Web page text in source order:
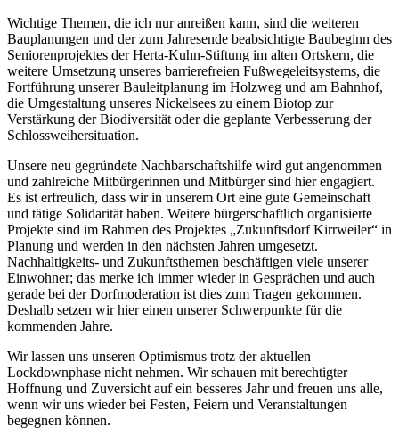
Wichtige Themen, die ich nur anreißen kann, sind die weiteren
Bauplanungen und der zum Jahresende beabsichtigte Baubeginn des
Seniorenprojektes der Herta-Kuhn-Stiftung im alten Ortskern, die
weitere Umsetzung unseres barrierefreien Fußwegeleitsystems, die
Fortführung unserer Bauleitplanung im Holzweg und am Bahnhof,
die Umgestaltung unseres Nickelsees zu einem Biotop zur
Verstärkung der Biodiversität oder die geplante Verbesserung der
Schlossweihersituation.
Unsere neu gegründete Nachbarschaftshilfe wird gut angenommen
und zahlreiche Mitbürgerinnen und Mitbürger sind hier engagiert.
Es ist erfreulich, dass wir in unserem Ort eine gute Gemeinschaft
und tätige Solidarität haben. Weitere bürgerschaftlich organisierte
Projekte sind im Rahmen des Projektes „Zukunftsdorf Kirrweiler“ in
Planung und werden in den nächsten Jahren umgesetzt.
Nachhaltigkeits- und Zukunftsthemen beschäftigen viele unserer
Einwohner; das merke ich immer wieder in Gesprächen und auch
gerade bei der Dorfmoderation ist dies zum Tragen gekommen.
Deshalb setzen wir hier einen unserer Schwerpunkte für die
kommenden Jahre.
Wir lassen uns unseren Optimismus trotz der aktuellen
Lockdownphase nicht nehmen. Wir schauen mit berechtigter
Hoffnung und Zuversicht auf ein besseres Jahr und freuen uns alle,
wenn wir uns wieder bei Festen, Feiern und Veranstaltungen
begegnen können.